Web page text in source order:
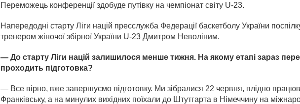
Переможець конференції здобуде путівку на чемпіонат світу U-23.
Напередодні старту Ліги націй пресслужба Федерації баскетболу України
тренером жіночої збірної України U-23 Дмитром Неволіним.
— До старту Ліги націй залишилося менше тижня. На якому етапі зараз
проходить підготовка?
— Все вірно, вже завершуємо підготовку. Ми зібралися 22 червня, плідно
Франківську, а на минулих вихідних поїхали до Штутгарта в Німеччину на